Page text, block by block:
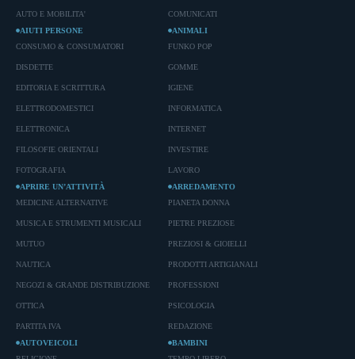
AUTO E MOBILITA'
COMUNICATI
AIUTI PERSONE
CONSUMO & CONSUMATORI
DISDETTE
EDITORIA E SCRITTURA
ELETTRODOMESTICI
ELETTRONICA
FILOSOFIE ORIENTALI
FOTOGRAFIA
ANIMALI
FUNKO POP
GOMME
IGIENE
INFORMATICA
INTERNET
INVESTIRE
LAVORO
APRIRE UN’ATTIVITÀ
MEDICINE ALTERNATIVE
MUSICA E STRUMENTI MUSICALI
MUTUO
NAUTICA
NEGOZI & GRANDE DISTRIBUZIONE
OTTICA
PARTITA IVA
ARREDAMENTO
PIANETA DONNA
PIETRE PREZIOSE
PREZIOSI & GIOIELLI
PRODOTTI ARTIGIANALI
PROFESSIONI
PSICOLOGIA
REDAZIONE
AUTOVEICOLI
BAMBINI